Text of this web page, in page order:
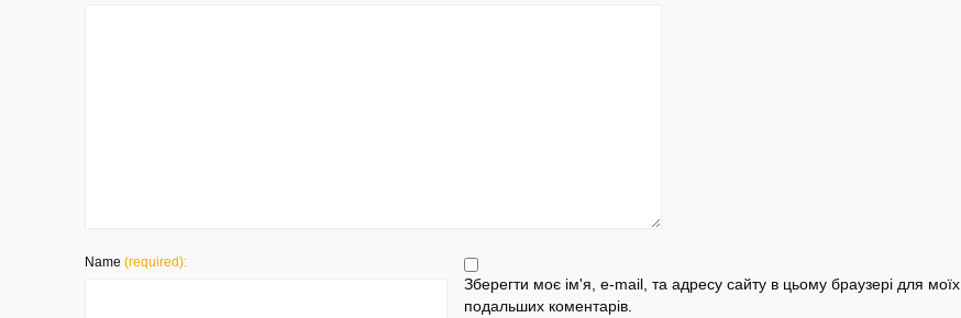
Name (required):
Зберегти моє ім'я, e-mail, та адресу сайту в цьому браузері для моїх
подальших коментарів.